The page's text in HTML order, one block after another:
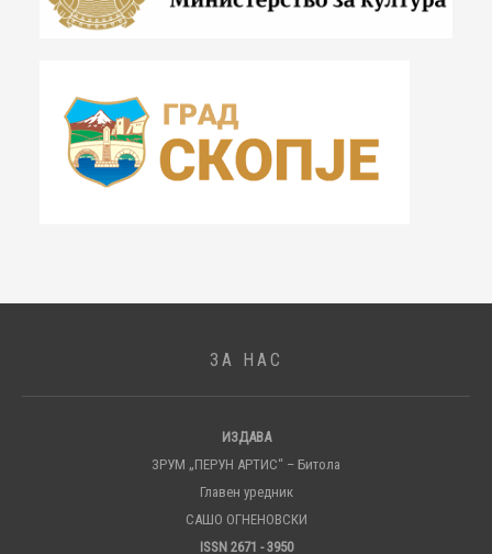
ЗА НАС
ИЗДАВА
ЗРУМ „ПЕРУН АРТИС“ – Битола
Главен уредник
САШО ОГНЕНОВСКИ
ISSN 2671 - 3950